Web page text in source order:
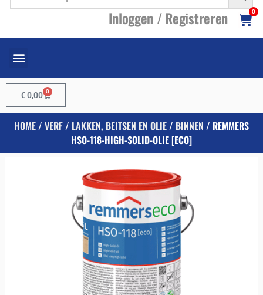
Inloggen /Registreren 0
€0,00 0
HOME/ VERF/ LAKKEN, BEITSEN EN OLIE/ BINNEN / REMMERS
HSO-118-HIGH-SOLID-OLIE [ECO]